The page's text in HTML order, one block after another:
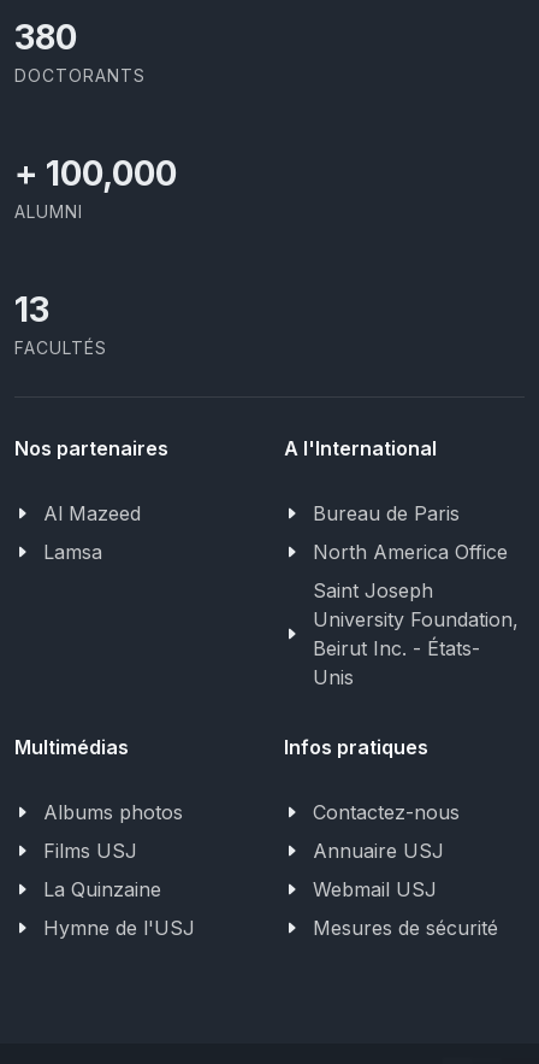
403
DOCTORANTS
+ 100,000
ALUMNI
13
FACULTÉS
Nos partenaires
Al Mazeed
Lamsa
A l'International
Bureau de Paris
North America Office
Saint Joseph
University Foundation,
Beirut Inc. - États-
Unis
Multimédias
Albums photos
Films USJ
La Quinzaine
Hymne de l'USJ
Infos pratiques
Contactez-nous
Annuaire USJ
Webmail USJ
Mesures de sécurité